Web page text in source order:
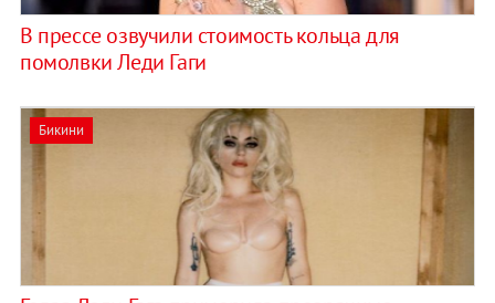
В прессе озвучили стоимость кольца для
помолвки Леди Гаги
Бикини